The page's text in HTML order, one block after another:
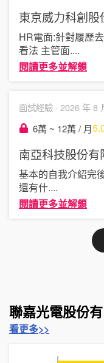
東京威力科創股
HR電面:針對履歷
看法 主管面....
閱讀更多並解鎖
面試經驗 · 2026 年 8
6萬 ~ 12萬 / 月
南亞科技股份有
基本的自我介紹完
還有什....
閱讀更多並解鎖
聯嘉光電股份
看更多>>